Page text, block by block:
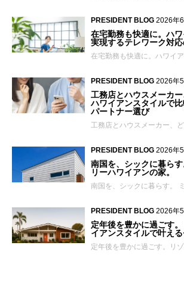
PRESIDENT BLOG 2026年
在宅勤務も快適に。ハ
実現するテレワーク対
在宅勤務も快適に。ハワイ
PRESIDENT BLOG 2026年
工務店とハウスメーカ
ハワイアンスタイルで
パートナー選び
工務店とハウスメーカー、
PRESIDENT BLOG 2026年
南国を、シックに暮ら
リーハワイアンの家。
南国を、シックに暮らす。
PRESIDENT BLOG 2026年
定年後を豊かに過ごす
イアンスタイルで叶え
定年後を豊かに過ごす。リ